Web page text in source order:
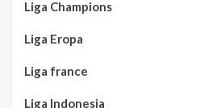
Liga Champions
Liga Eropa
Liga france
Liga Indonesia